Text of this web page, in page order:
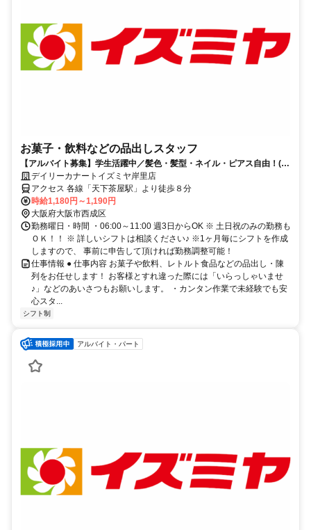
お菓子・飲料などの品出しスタッフ
【アルバイト募集】学生活躍中／髪色・髪型・ネイル・ピアス自由！(規
定有)、シフト相談OK！
デイリーカナートイズミヤ岸里店
アクセス 各線「天下茶屋駅」より徒歩８分
時給1,180円～1,190円
大阪府大阪市西成区
勤務曜日・時間 ・06:00～11:00 週3日からOK ※ 土日祝のみの勤務も
ＯＫ！！ ※ 詳しいシフトは相談ください♪ ※1ヶ月毎にシフトを作成
しますので、 事前に申告して頂ければ勤務調整可能！
仕事情報 ● 仕事内容 お菓子や飲料、レトルト食品などの品出し・陳
列をお任せします！ お客様とすれ違った際には「いらっしゃいませ
♪」などのあいさつもお願いします。 ・カンタン作業で未経験でも安
心スタ...
シフト制
アルバイト・パート